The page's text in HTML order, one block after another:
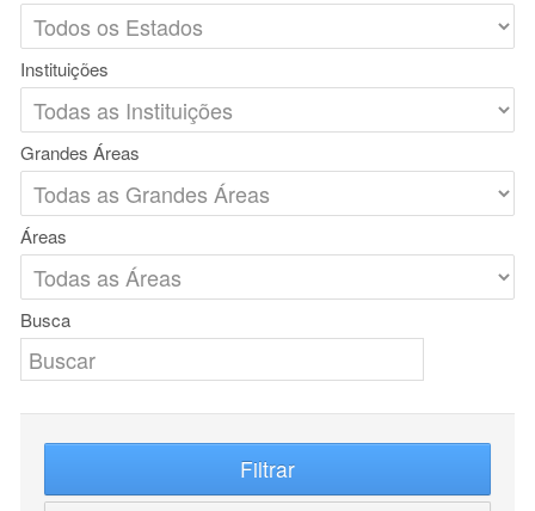
Instituições
Grandes Áreas
Áreas
Busca
Filtrar